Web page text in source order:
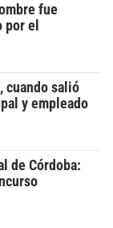
fue
el
cuando salió
y empleado
de Córdoba: